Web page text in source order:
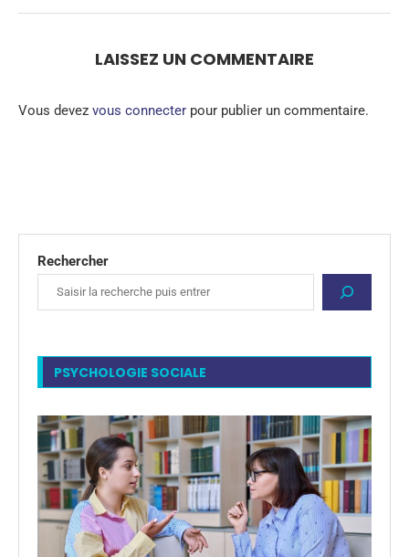
LAISSEZ UN COMMENTAIRE
Vous devez vous connecter pour publier un commentaire.
Rechercher
PSYCHOLOGIE SOCIALE